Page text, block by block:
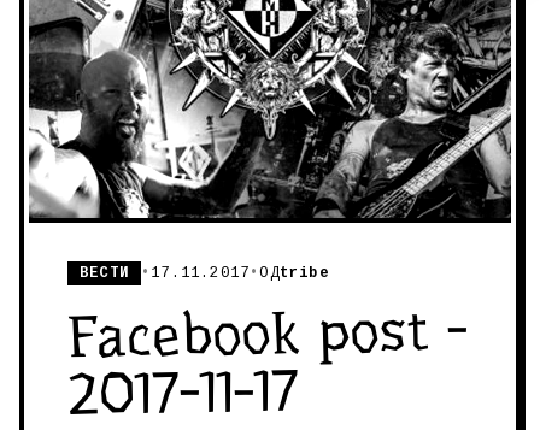
ВЕСТИ • 17.11.2017 •ОДtribe
Facebook post -
2017-11-17